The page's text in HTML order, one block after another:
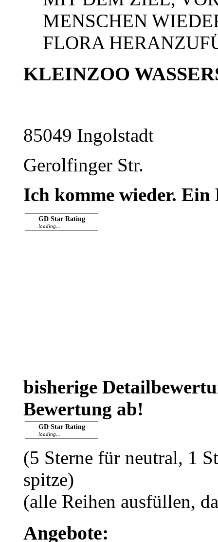
MENSCHEN
FLORA
KLEINZOO
85049 Ingolstadt
Gerolfinger Str.
Ich komme wieder. Ein
GD Star Rating
loading...
bisherige
Bewertung ab!
GD Star Rating
loading...
(5 Sterne für neutral, 1
spitze)
(alle Reihen ausfüllen,
Angebote: